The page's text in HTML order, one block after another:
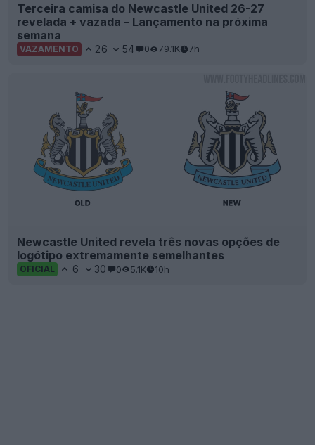
Terceira camisa do Newcastle United 26-27
revelada + vazada – Lançamento na próxima
semana
VAZAMENTO 26 54 0 79.1K 7h
Newcastle United revela três novas opções de
logótipo extremamente semelhantes
OFICIAL 6 30 0 5.1K 10h